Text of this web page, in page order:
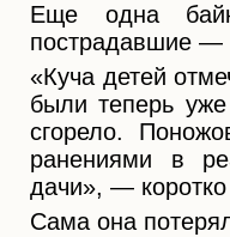
Еще одна
пострадавшие —
«Куча детей
были теперь
сгорело.
ранениями в
дачи», —
Сама она